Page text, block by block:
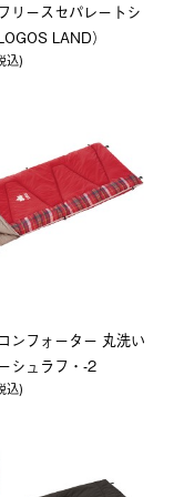
リースセパレートシ
LAND）
込)
ンフォーター 丸洗い
シュラフ・-2
込)